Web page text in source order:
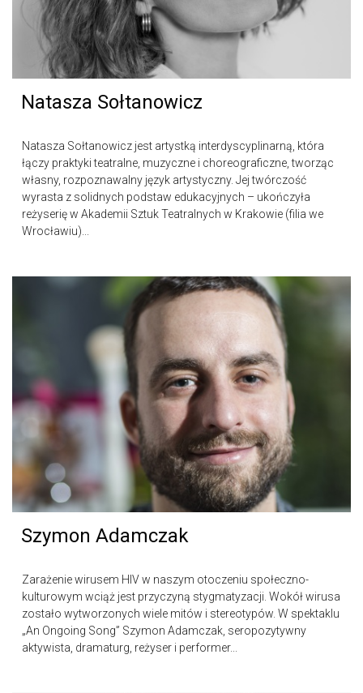
Natasza Sołtanowicz
Natasza Sołtanowicz jest artystką interdyscyplinarną, która
łączy praktyki teatralne, muzyczne i choreograficzne, tworząc
własny, rozpoznawalny język artystyczny. Jej twórczość
wyrasta z solidnych podstaw edukacyjnych – ukończyła
reżyserię w Akademii Sztuk Teatralnych w Krakowie (filia we
Wrocławiu)...
Szymon Adamczak
Zarażenie wirusem HIV w naszym otoczeniu społeczno-
kulturowym wciąż jest przyczyną stygmatyzacji. Wokół wirusa
zostało wytworzonych wiele mitów i stereotypów. W spektaklu
„An Ongoing Song” Szymon Adamczak, seropozytywny
aktywista, dramaturg, reżyser i performer...